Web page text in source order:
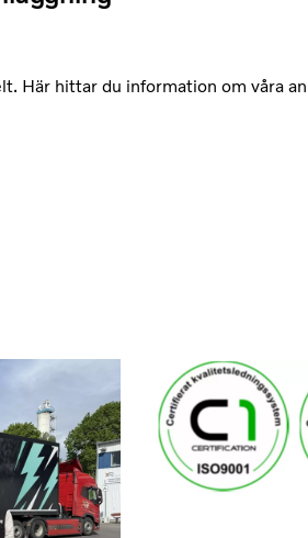
Här hittar du information om våra